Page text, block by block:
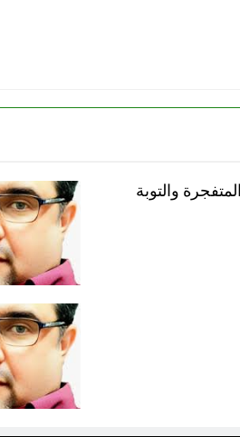
والتوبة